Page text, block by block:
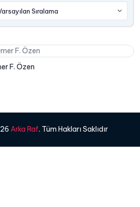
F. Özen
Arka Raf. Tüm Hakları Saklıdır